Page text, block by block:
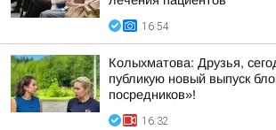
16:54
Колыхматова: Друзья,
публикую новый выпуск
посредников»!
16:32